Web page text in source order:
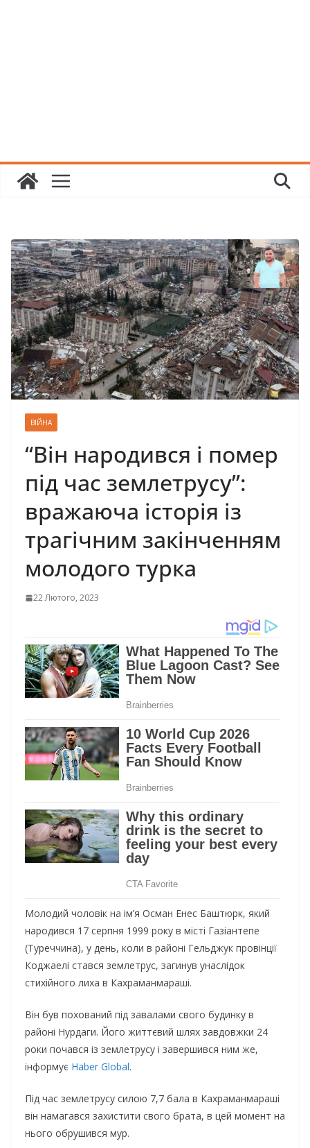
ВІЙНА
“Він народився і помер
під час землетрусу”:
вражаюча історія із
трагічним закінченням
молодого турка
22 Лютого, 2023
Молодий чоловік на ім’я Осман Енес Баштюрк, який
народився 17 серпня 1999 року в місті Газіантепе
(Туреччина), у день, коли в районі Гельджук провінції
Коджаелі стався землетрус, загинув унаслідок
стихійного лиха в Кахраманмараші.
Він був похований під завалами свого будинку в
районі Нурдаги. Його життєвий шлях завдовжки 24
роки почався із землетрусу і завершився ним же,
інформує Haber Global.
Під час землетрусу силою 7,7 бала в Кахраманмараші
він намагався захистити свого брата, в цей момент на
нього обрушився мур.